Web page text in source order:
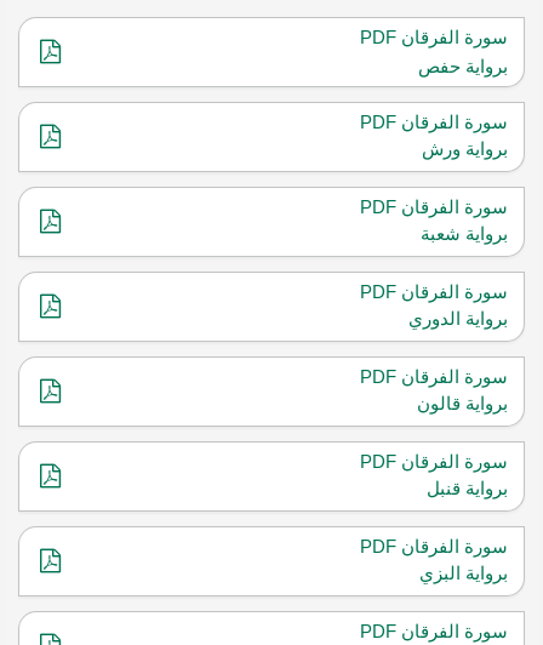
سورة الفرقان PDF
برواية حفص
سورة الفرقان PDF
برواية ورش
سورة الفرقان PDF
برواية شعبة
سورة الفرقان PDF
برواية الدوري
سورة الفرقان PDF
برواية قالون
سورة الفرقان PDF
برواية قنبل
سورة الفرقان PDF
برواية البزي
سورة الفرقان PDF